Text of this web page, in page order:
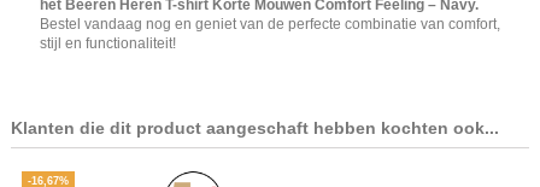
het Beeren Heren T-shirt Korte Mouwen Comfort Feeling – Navy.
Bestel vandaag nog en geniet van de perfecte combinatie van comfort,
stijl en functionaliteit!
Klanten die dit product aangeschaft hebben kochten ook...
-16,67%